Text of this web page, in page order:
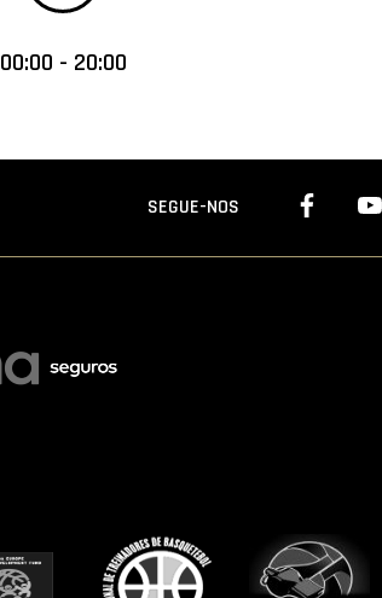
00:00 - 20:00
SEGUE-NOS